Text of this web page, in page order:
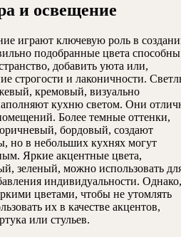
и освещение
играют ключевую роль в
подобранные цвета способны
добавить уюта или,
строгости и лаконичности.
кремовый, визуально
кухню светом. Они
Более темные оттенки,
бордовый, создают
но в небольших кухнях могут
Яркие акцентные цвета,
зеленый, можно использовать
индивидуальности. Однако,
цветами, чтобы не утомлять
их в качестве акцентов,
или стульев.